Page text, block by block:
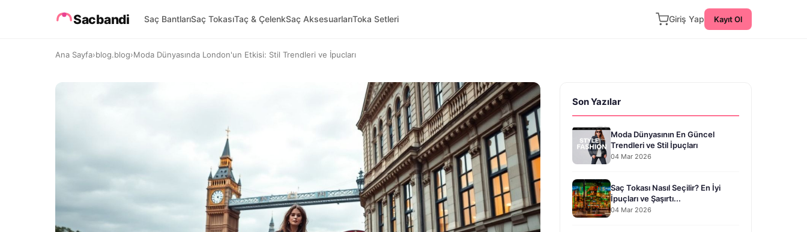
Sacbandi Saç BantlarıSaç TokasıTaç & ÇelenkSaç AksesuarlarıToka Setleri Giriş Yap Kayıt Ol
Ana Sayfa›blog.blog›Moda Dünyasında London'un Etkisi: Stil Trendleri ve İpucları
Son Yazılar
Moda Dünyasının En Güncel
Trendleri ve Stil İpuçları
04 Mar 2026
Saç Tokası Nasıl Seçilir? En İyi
İpuçları ve Şaşırtı...
04 Mar 2026